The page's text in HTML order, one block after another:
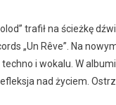
trafił na ścieżkę
„Un Rêve”. Na
i wokalu. W
nad życiem.